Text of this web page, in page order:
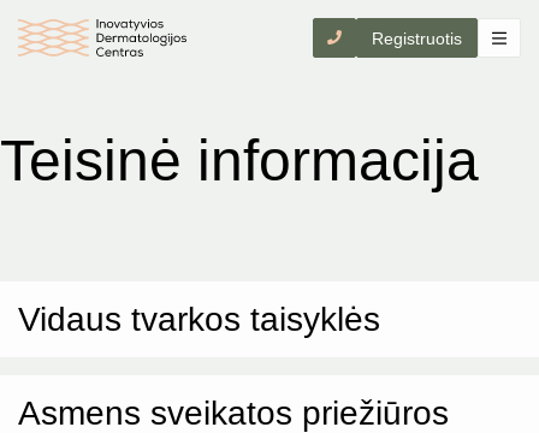
Registruotis
Teisinė informacija
Vidaus tvarkos taisyklės
Asmens sveikatos priežiūros